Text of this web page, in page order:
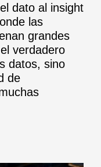
dato al insight
las
grandes
verdadero
datos, sino
de